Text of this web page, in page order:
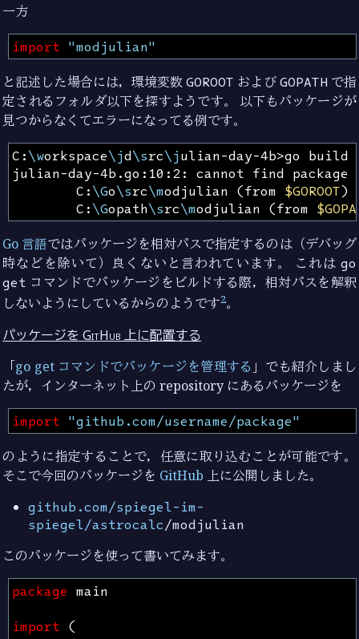
一方
import "modjulian"
と記述した場合には，環境変数GOROOT およびGOPATH で指
定されるフォルダ以下を探すようです。 以下もパッケージが
見つからなくてエラーになってる例です。
C:\workspace\jd\src\j
julian-day-4b.go:10:2: cannot find package
        C:
\Go\src\modjulian (from $GOROOT)
        C:
\Gopath\src\modjulian (from
Go 言語ではパッケージを相対パスで指定するのは（デバッグ
時などを除いて）良くないと言われています。 これは go
get コマンドでパッケージをビルドする際，相対パスを解釈
しないようにしているからのようです2。
パッケージを GitHub 上に配置する
「go get コマンドでパッケージを管理する 」でも紹介しまし
たが，インターネット上の repository にあるパッケージを
import "github.com/username/package"
のように指定することで，任意に取り込むことが可能です。
そこで今回のパッケージを GitHub 上に公開しました。
github.com/spiegel-im-
spiegel/astrocalc/modjulian
このパッケージを使って書いてみます。
package main
import (